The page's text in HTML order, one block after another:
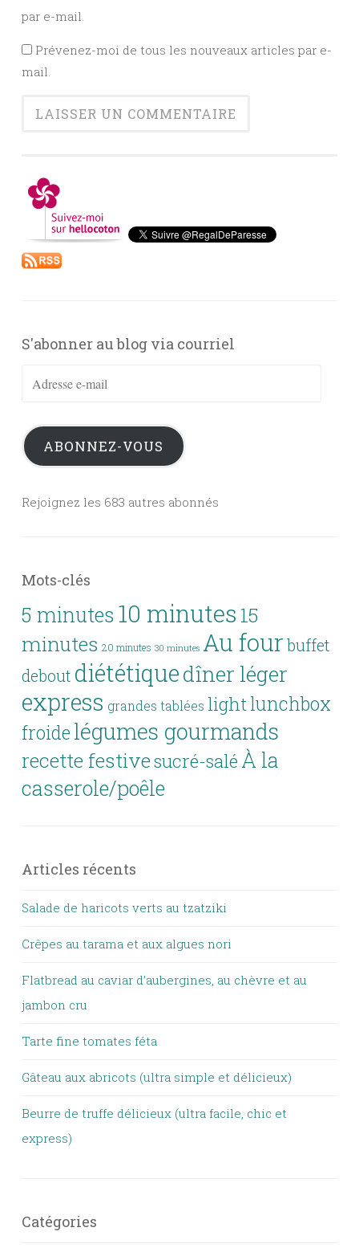
par e-mail.
Prévenez-moi de tous les nouveaux articles par e-
mail.
S'abonner au blog via courriel
Adresse
mail
ABONNEZ-VOUS
Rejoignez les 683 autres abonnés
Mots-clés
5 minutes 10 minutes15
minutes 20 minutes 30 minutes Au fourbuffet
debout diététiquedîner léger
express grandes tablées lightlunchbox
froide légumes gourmands
recette festivesucré-salé À la
casserole/poêle
Articles récents
Salade de haricots verts au tzatziki
Crêpes au tarama et aux algues nori
Flatbread au caviar d’aubergines, au chèvre et au
jambon cru
Tarte fine tomates féta
Gâteau aux abricots (ultra simple et délicieux)
Beurre de truffe délicieux (ultra facile, chic et
express)
Catégories